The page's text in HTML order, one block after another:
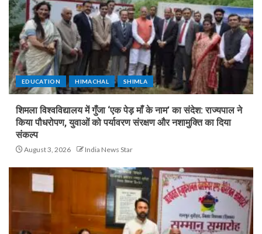
EDUCATION HIMACHAL SHIMLA
शिमला विश्वविद्यालय में गुँजा ‘एक पेड़ माँ के नाम’ का संदेश: राज्यपाल ने
किया पौधरोपण, युवाओं को पर्यावरण संरक्षण और नशामुक्ति का दिया
संकल्प
August 3, 2026 India News Star